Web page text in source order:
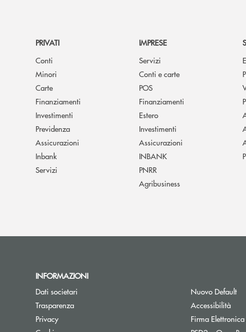
PRIVATI
Conti
Minori
Carte
Finanziamenti
Investimenti
Previdenza
Assicurazioni
Inbank
Servizi
IMPRESE
Servizi
Conti e carte
POS
Finanziamenti
Estero
Investimenti
Assicurazioni
INBANK
PNRR
Agribusiness
INFORMAZIONI
Dati societari
Trasparenza
Privacy
Nuovo Default
Accessibilità
Firma